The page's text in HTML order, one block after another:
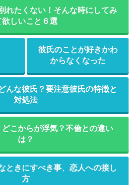
れたくない！そんな時にしてみ
欲しいこと６選
彼氏のことが好きかわ
からなくなった
んな彼氏？要注意彼氏の特徴と
対処法
こからが浮気？不倫との違い
は？
ときにすべき事、恋人への接し
方